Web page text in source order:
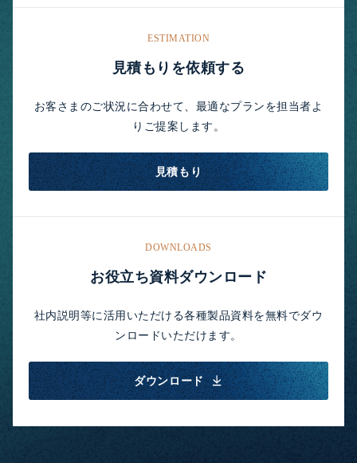
ESTIMATION
見積もりを依頼する
お客さまのご状況に合わせて、最適なプランを担当者よ
りご提案します。
見積もり
DOWNLOADS
お役立ち資料ダウンロード
社内説明等に活用いただける各種製品資料を無料でダウ
ンロードいただけます。
ダウンロード